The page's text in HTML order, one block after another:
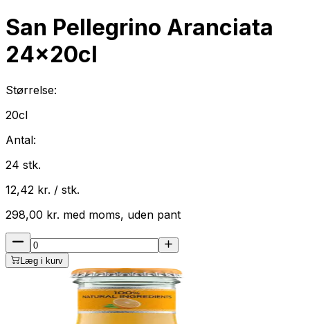
San Pellegrino Aranciata
24x20cl
Størrelse:
20cl
Antal:
24 stk.
12,42 kr. / stk.
298,00 kr. med moms, uden pant
Læg i kurv